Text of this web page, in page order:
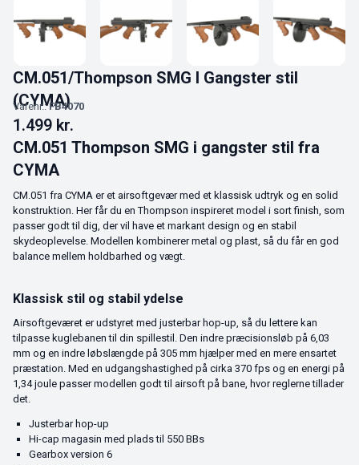
CM.051/Thompson SMG I Gangster stil
(CYMA)
Varenr.:FB4070
1.499 kr.
CM.051 Thompson SMG i gangster stil fra
CYMA
CM.051 fra CYMA er et airsoftgevær med et klassisk udtryk og en solid
konstruktion. Her får du en Thompson inspireret model i sort finish, som
passer godt til dig, der vil have et markant design og en stabil
skydeoplevelse. Modellen kombinerer metal og plast, så du får en god
balance mellem holdbarhed og vægt.
Klassisk stil og stabil ydelse
Airsoftgeværet er udstyret med justerbar hop-up, så du lettere kan
tilpasse kuglebanen til din spillestil. Den indre præcisionsløb på 6,03
mm og en indre løbslængde på 305 mm hjælper med en mere ensartet
præstation. Med en udgangshastighed på cirka 370 fps og en energi på
1,34 joule passer modellen godt til airsoft på bane, hvor reglerne tillader
det.
Justerbar hop-up
Hi-cap magasin med plads til 550 BBs
Gearbox version 6